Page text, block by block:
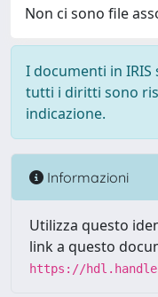
Non ci sono file
I documenti in
tutti i diritti sono
indicazione.
Informazioni
Utilizza questo
link a questo
https://